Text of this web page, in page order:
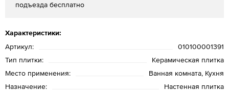
подъезда бесплатно
Характеристики:
Артикул:
010100001391
Тип плитки:
Керамическая плитка
Место применения:
Ванная комната, Кухня
Назначение:
Настенная плитка